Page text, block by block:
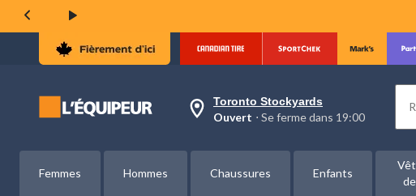
votre
est
Toronto
Stockyards,
Toronto Stockyards
Ouvert ⋅ Se ferme dans 19:00
Femmes Hommes Chaussures Enfants